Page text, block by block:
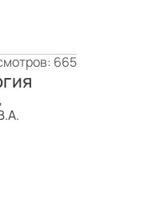
665